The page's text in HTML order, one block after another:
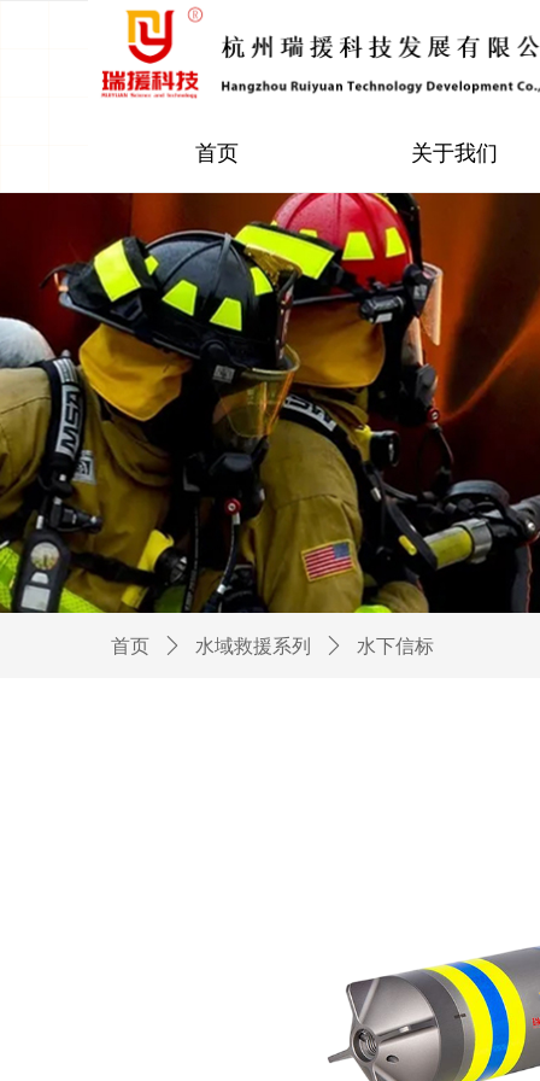
首页 关于我们
首页 ꄲ 水域救援系列 ꄲ 水下信标